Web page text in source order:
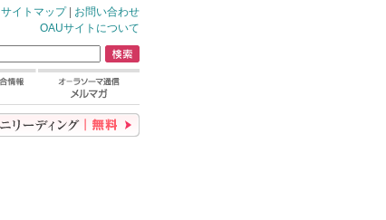
サイトマップ| お問い合わせ
OAUサイトについて